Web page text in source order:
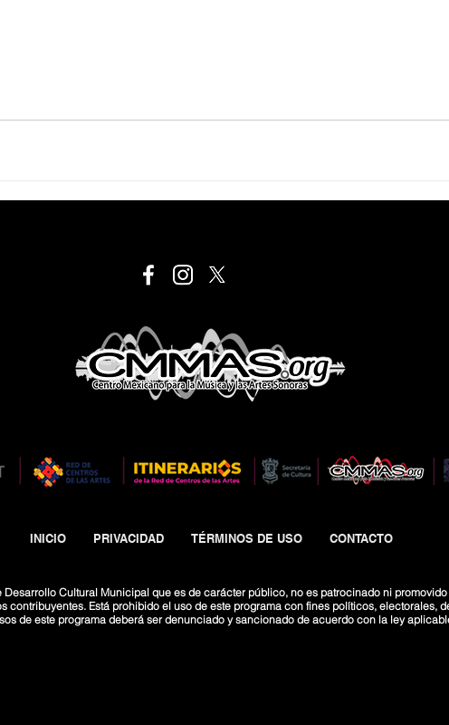
INICIO PRIVACIDAD TÉRMINOS DE USO CONTACTO
Desarrollo Cultural Municipal que es de carácter público, no es patrocinado ni
contribuyentes. Está prohibido el uso de este programa con fines políticos, electorales,
de este programa deberá ser denunciado y sancionado de acuerdo con la ley